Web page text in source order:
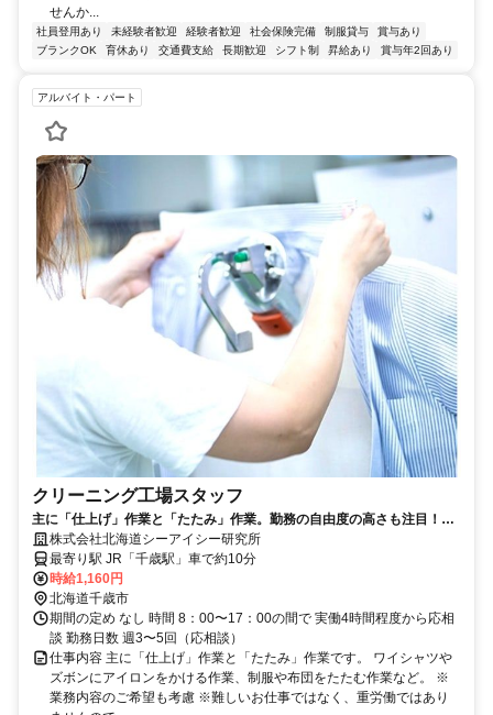
せんか...
社員登用あり 未経験者歓迎 経験者歓迎 社会保険完備 制服貸与
賞与あり
ブランクOK
育休あり 交通費支給 長期歓迎 シフト制 昇給あり 賞与年2回あり
アルバイト・パート
クリーニング工場スタッフ
主に「仕上げ」作業と「たたみ」作業。勤務の自由度の高さも注目！土
日休み
株式会社北海道シーアイシー研究所
最寄り駅 JR「千歳駅」車で約10分
時給1,160円
北海道千歳市
期間の定め なし 時間 8：00〜17：00の間で 実働4時間程度から応相
談 勤務日数 週3〜5回（応相談）
仕事内容 主に「仕上げ」作業と「たたみ」作業です。 ワイシャツや
ズボンにアイロンをかける作業、制服や布団をたたむ作業など。 ※
業務内容のご希望も考慮 ※難しいお仕事ではなく、重労働ではあり